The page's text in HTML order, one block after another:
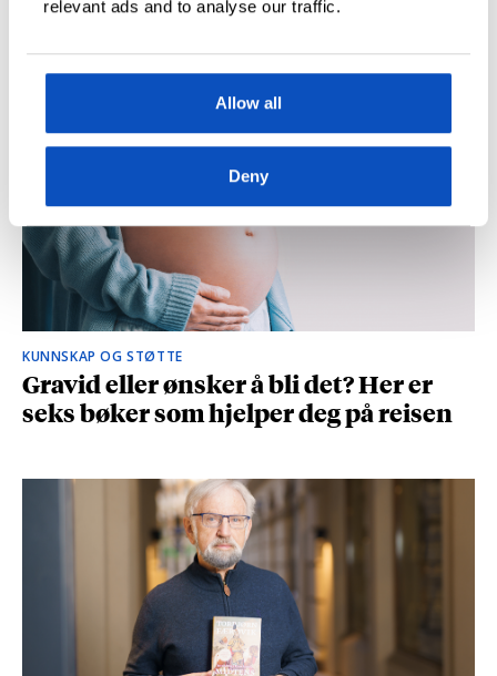
relevant ads and to analyse our traffic.
Allow all
Deny
og spionasje ble helt uinteressant i
KUNNSKAP OG STØTTE
Gravid eller ønsker å bli det? Her er
seks bøker som hjelper deg på reisen